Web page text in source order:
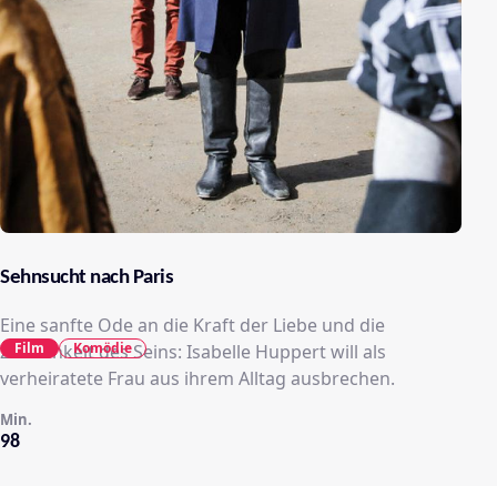
Sehnsucht nach Paris
Eine sanfte Ode an die Kraft der Liebe und die
Zärtlichkeit des Seins: Isabelle Huppert will als
verheiratete Frau aus ihrem Alltag ausbrechen.
98
Min.
Film Komödie